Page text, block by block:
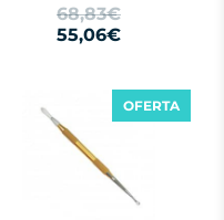
68,83€
55,06€
OFERTA